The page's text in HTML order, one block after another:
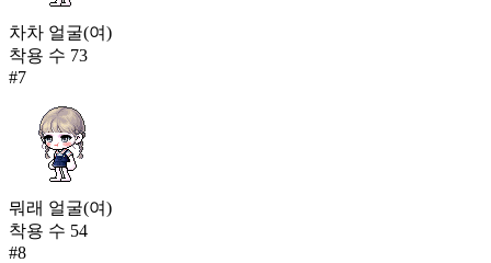
차차 얼굴(여)
착용 수 73
#7
뭐래 얼굴(여)
착용 수 54
#8